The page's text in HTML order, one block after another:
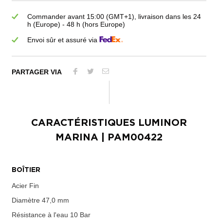
Commander avant 15:00 (GMT+1), livraison dans les 24
h (Europe) - 48 h (hors Europe)
Envoi sûr et assuré via
PARTAGER VIA
CARACTÉRISTIQUES LUMINOR
MARINA | PAM00422
BOÎTIER
Acier Fin
Diamètre 47,0 mm
Résistance à l'eau 10 Bar